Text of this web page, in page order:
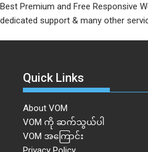
Best Premium and Free Responsive
dedicated support & many other
Quick Links
About VOM
VOM ကို ဆက်သွယ်ပါ
VOM အကြောင်း